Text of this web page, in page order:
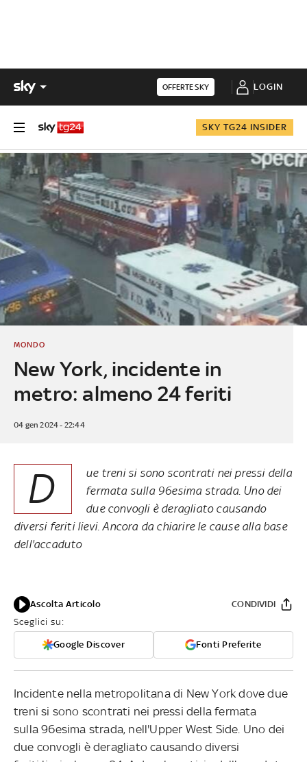
OFFERTE SKY LOGIN
SKY TG24 INSIDER
New York, incidente in
metro: almeno 24 feriti
MONDO
04 gen 2024 - 22:44
D
ue treni si sono scontrati nei pressi della
fermata sulla 96esima strada. Uno dei
due convogli è deragliato causando
diversi feriti lievi. Ancora da chiarire le cause alla base
dell'accaduto
Ascolta Articolo
Sceglici su:
Google Discover Fonti Preferite
CONDIVIDI
Incidente nella metropolitana di New York dove due
treni si sono scontrati nei pressi della fermata
sulla 96esima strada, nell'Upper West Side. Uno dei
due convogli è deragliato causando diversi